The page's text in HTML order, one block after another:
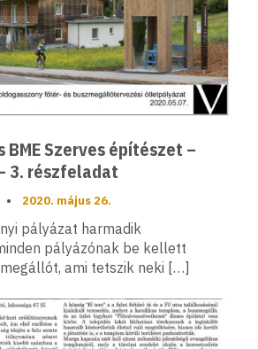
BME Szerves építészet –
3. részfeladat
• 2020. május 26.
pályázat harmadik
pályázónak be kellett
ami tetszik neki […]